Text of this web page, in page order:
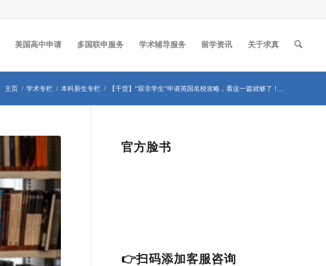
美国高中申请 多国联申服务 学术辅导服务 留学资讯 关于求真
主页 / 学术专栏 / 本科新生专栏 / 【干货】“双非学生”申请英国名校攻略，看这一篇就够了！...
官方脸书
👉扫码添加客服咨询